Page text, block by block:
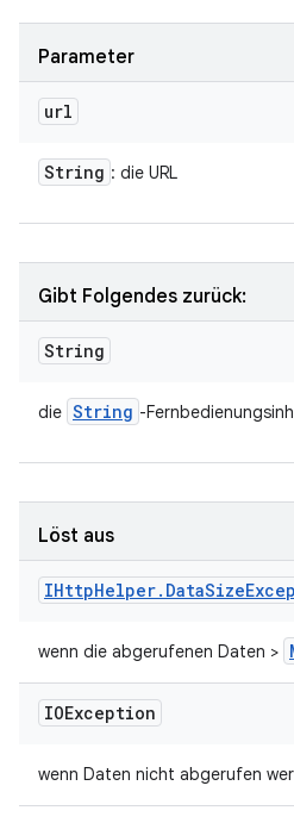
Parameter
url
String : die URL
Gibt Folgendes zurück:
String
die String -
Löst aus
IHttpHelper. DataSize
wenn die abgerufenen Daten >
IOException
wenn Daten nicht abgerufen